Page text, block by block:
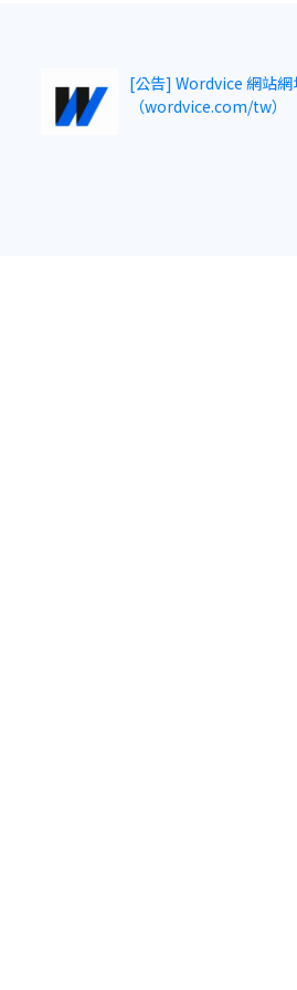
[公告] Wordvice 網站網
（wordvice.com/tw）